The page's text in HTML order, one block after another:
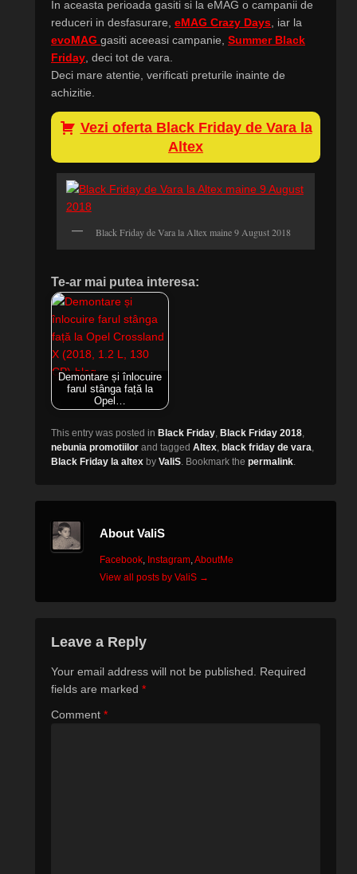
In aceasta perioada gasiti si la eMAG o campanii de
reduceri in desfasurare, eMAG Crazy Days , iar la
evoMAG gasiti aceeasi campanie, Summer Black
Friday , deci tot de vara.
Deci mare atentie, verificati preturile inainte de
achizitie.
Vezi oferta Black Friday de Vara la
Altex
Black Friday de Vara la Altex maine 9 August 2018
Te-ar mai putea interesa:
Demontare și înlocuire
farul stânga față la
Opel…
This entry was posted in Black Friday, Black Friday 2018,
nebunia promotiilor and tagged Altex, black friday de vara,
Black Friday la altex by ValiS. Bookmark the permalink.
About ValiS
Facebook, Instagram,AboutMe
View all posts by ValiS →
Leave a Reply
Your email address will not be published.
Required
fields are marked *
Comment *